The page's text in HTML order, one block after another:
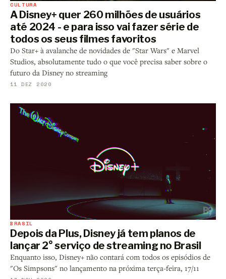
CULTURA
A Disney+ quer 260 milhões de usuários
até 2024 - e para isso vai fazer série de
todos os seus filmes favoritos
Do Star+ à avalanche de novidades de "Star Wars" e Marvel
Studios, absolutamente tudo o que você precisa saber sobre o
futuro da Disney no streaming
11 DEZ 2020
BRASIL
Depois da Plus, Disney já tem planos de
lançar 2° serviço de streaming no Brasil
Enquanto isso, Disney+ não contará com todos os episódios de
"Os Simpsons" no lançamento na próxima terça-feira, 17/11